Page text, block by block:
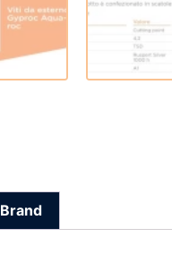
Brand